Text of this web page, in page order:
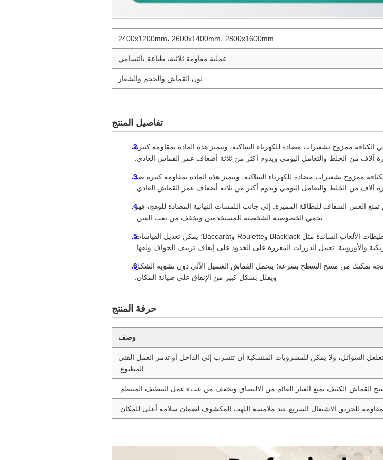
2400x1200mm، 2600x1400mm، 2800x1600mm
عملية مقاومة ثلاثية، طباعة بالتسامي
لون القماش والحجم والشعار
تفاصيل المنتج
ممزوج بشعيرات مضادة للكهرباء الساكنة، وتتميز هذه المادة بمقاومة كبيرة
من الخلط والتعامل اليومي ويدوم أكثر من ثلاثة أضعاف عمر القماش العادي.
ممزوج بشعيرات مضادة للكهرباء الساكنة، وتتميز هذه المادة بمقاومة كبيرة ضد
آلاف من الخلط والتعامل اليومي ويدوم أكثر من ثلاثة أضعاف عمر القماش العادي.
الغش الشفاف للبطاقة المميزة. إلى جانب اللمسات النهائية المضادة للوهج، فهو
يحمي الخصوصية الشخصية للمستخدمين ويخفف من تعب العين.
متاحة للإنتاج المخصص لجميع تخطيطات الألعاب السائدة مثل Blackjack وRoulette وBaccarat؛ يمكن تعديل القياسات
والأوروبية. تعمل الدرزات المعززة على الحدود على إيقاف تزييف الحواف ولفها.
تمكنك من مسح السطح بسرعة؛ يتحمل القماش الغسيل الآلي دون تشويه الشكل
ويقلل بشكل كبير من الإنفاق على صيانة المكان.
حرفة المنتج
وصف
السوائل، ولا يمكن للمشروبات المنسكبة أن تتسرب إلى الداخل أو تدمر العمل الفني
المطبوع.
القماش الكثيف يمنع الغبار العائم من الالتصاق ويخفف من عبء عمل التنظيف المنتظم.
للحريق الاشتعال السريع عند ملامسة اللهب المكشوف لضمان سلامة أعلى للمكان.